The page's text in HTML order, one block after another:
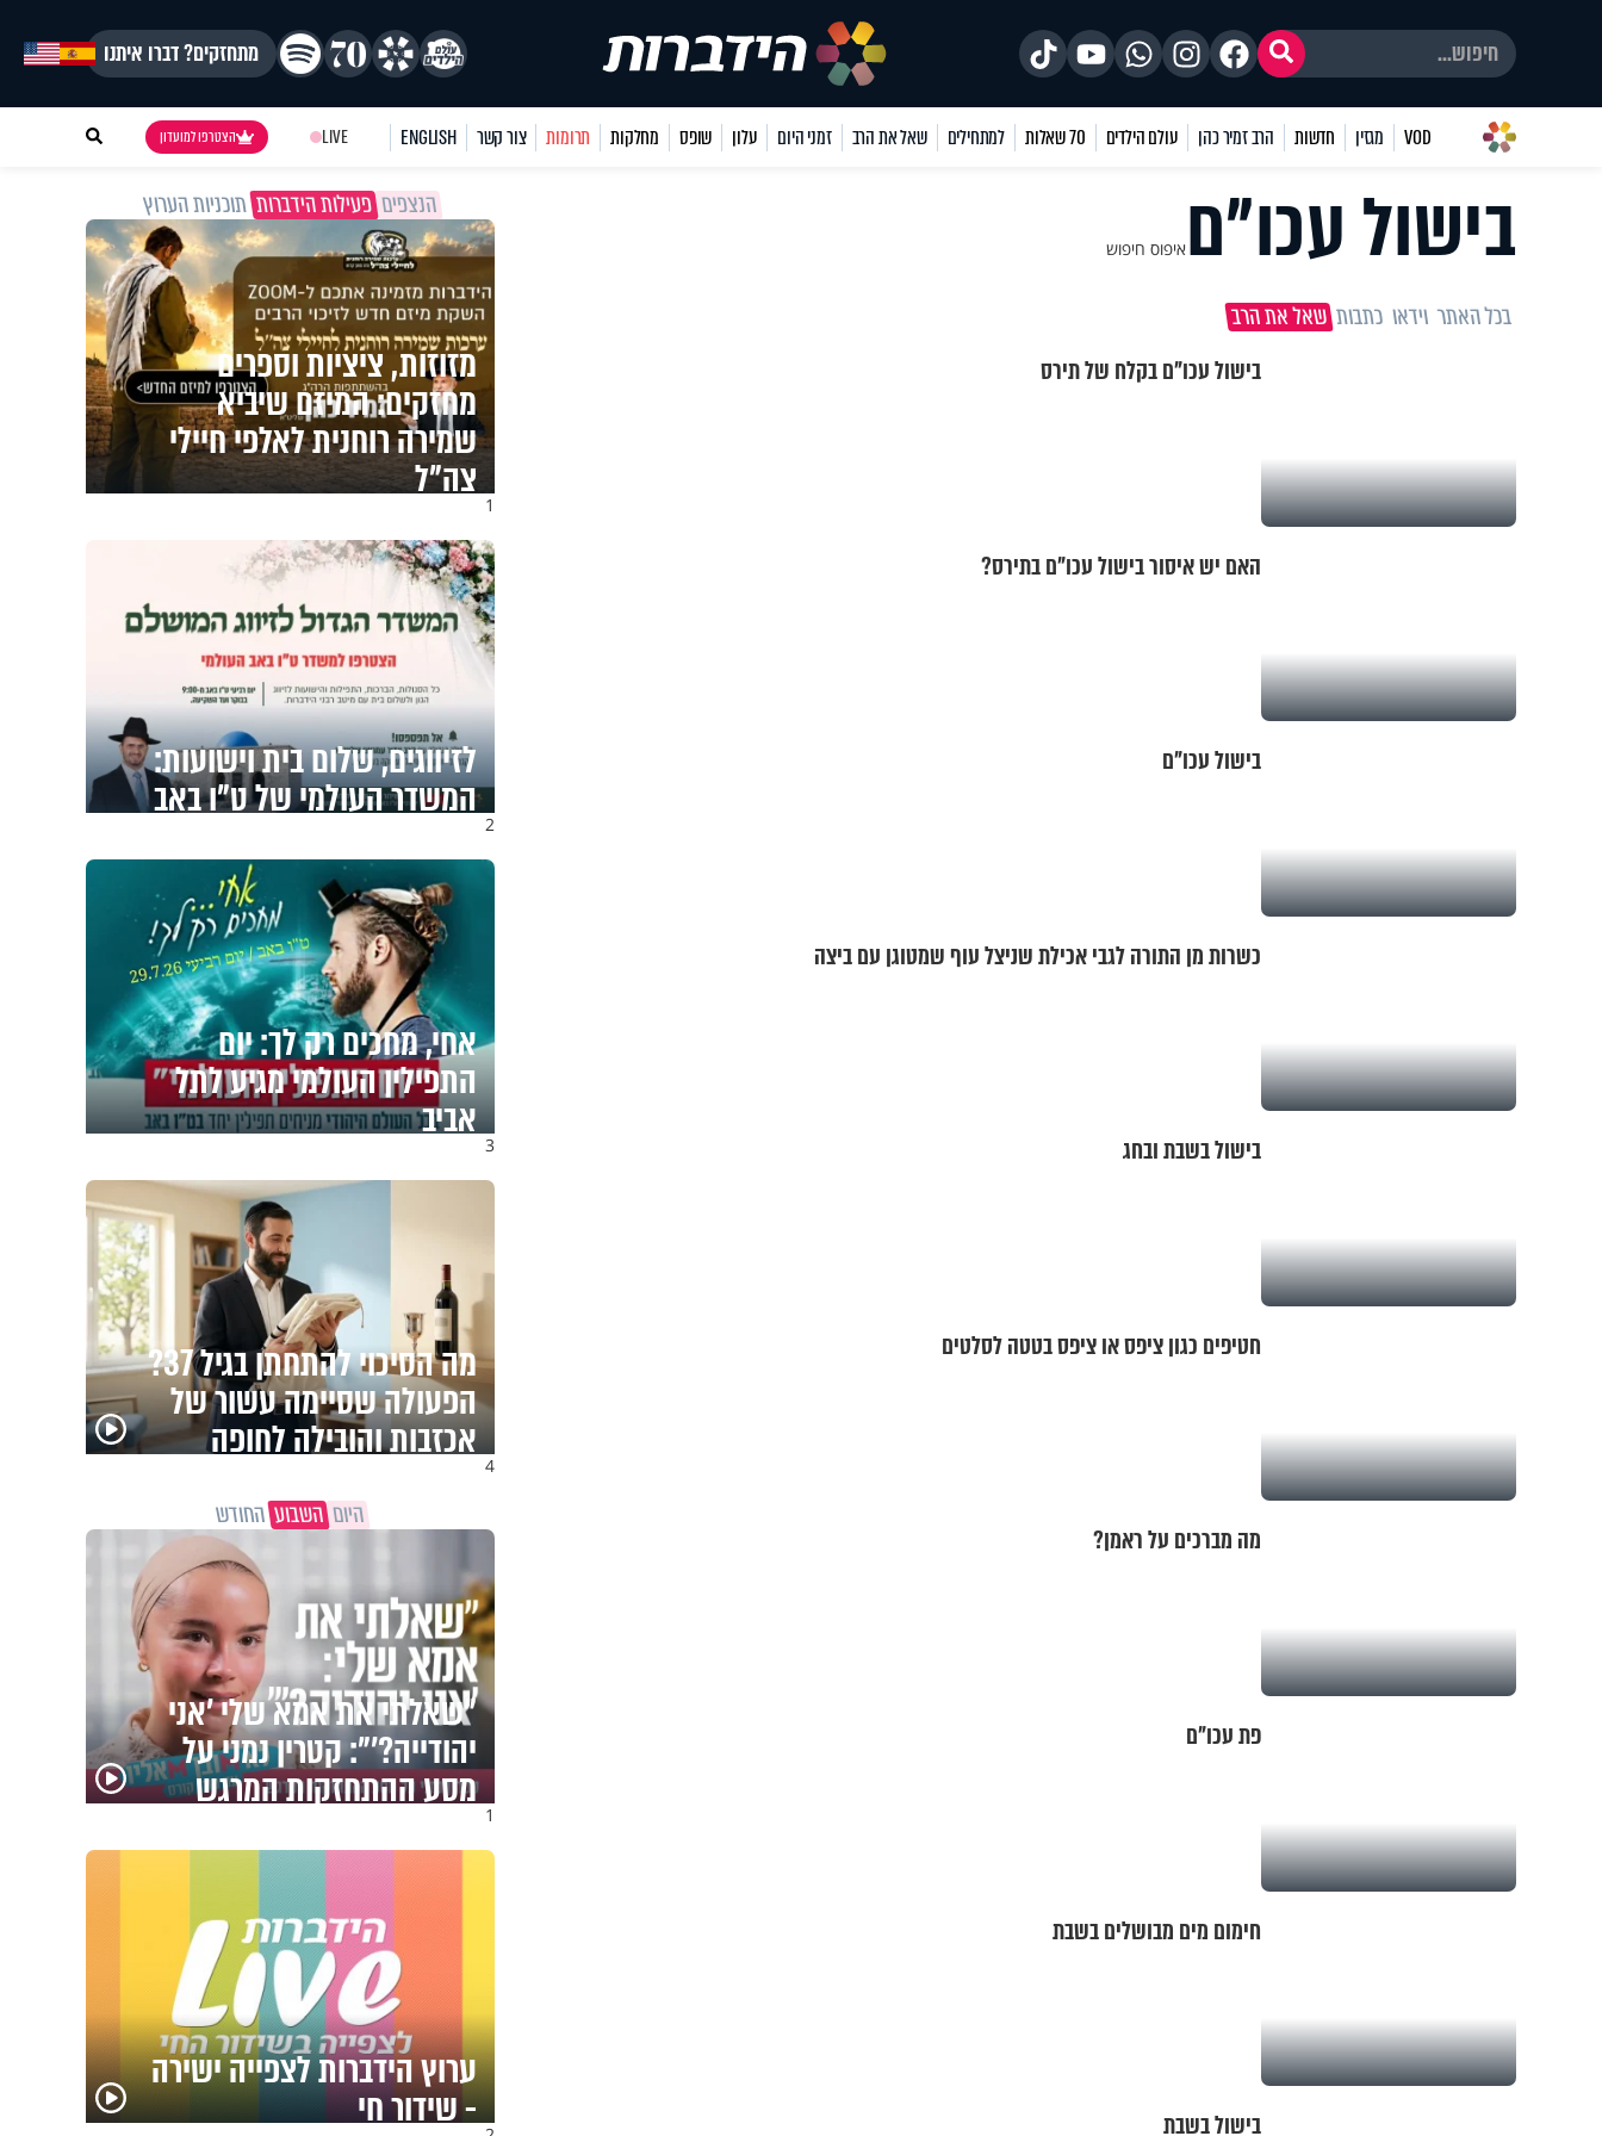
מתחזקים? דברו איתנו
VOD מגזין חדשות הרב זמיר כהן עולם הילדים 70 שאלות למתחילים שאל את הרב זמני היום עלון שופס מחלקות תרומות צור קשר ENGLISH
LIVE הצטרפו למועדון
בישול עכו"םאיפוס חיפוש
בכל האתר וידאו כתבות שאל את הרב
בישול עכו"ם בקלח של תירס
האם יש איסור בישול עכו"ם בתירס?
בישול עכו"ם
כשרות מן התורה לגבי אכילת שניצל עוף שמטוגן עם ביצה
בישול בשבת ובחג
חטיפים כגון ציפס או ציפס בטטה לסלטים
מה מברכים על ראמן?
פת עכו"ם
חימום מים מבושלים בשבת
בישול בשבת
הנצפיםפעילות הידברותתוכניות הערוץ
1
מזוזות, ציציות וספרים
מחזקים: המיזם שיביא
שמירה רוחנית לאלפי חיילי
צה"ל
2
לזיווגים, שלום בית וישועות:
המשדר העולמי של ט"ו באב
3
אחי, מחכים רק לך: יום
התפילין העולמי מגיע לתל
אביב
4
מה הסיכוי להתחתן בגיל 37?
הפעולה שסיימה עשור של
אכזבות והובילה לחופה
היוםהשבועהחודש
1
"שאלתי את אמא שלי 'אני
יהודייה?'": קטרין נמני על
מסע ההתחזקות המרגש
ערוץ הידברות לצפייה ישירה
- שידור חי